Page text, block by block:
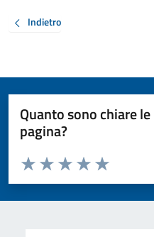
Indietro
Quanto sono chiare
pagina?
Valuta da 1 a 5 stelle la pagina
Valuta 5
Valuta 4 stelle
Valuta 3 stelle su 5
Valuta 2 stelle su 5
Valuta 1 stelle su 5